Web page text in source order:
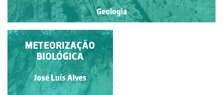
Geologia
BLOCO GRANÍTICO
TAFONIZADO
Francisco Sousa
METEORIZAÇÃO
BIOLÓGICA
José Luís Alves